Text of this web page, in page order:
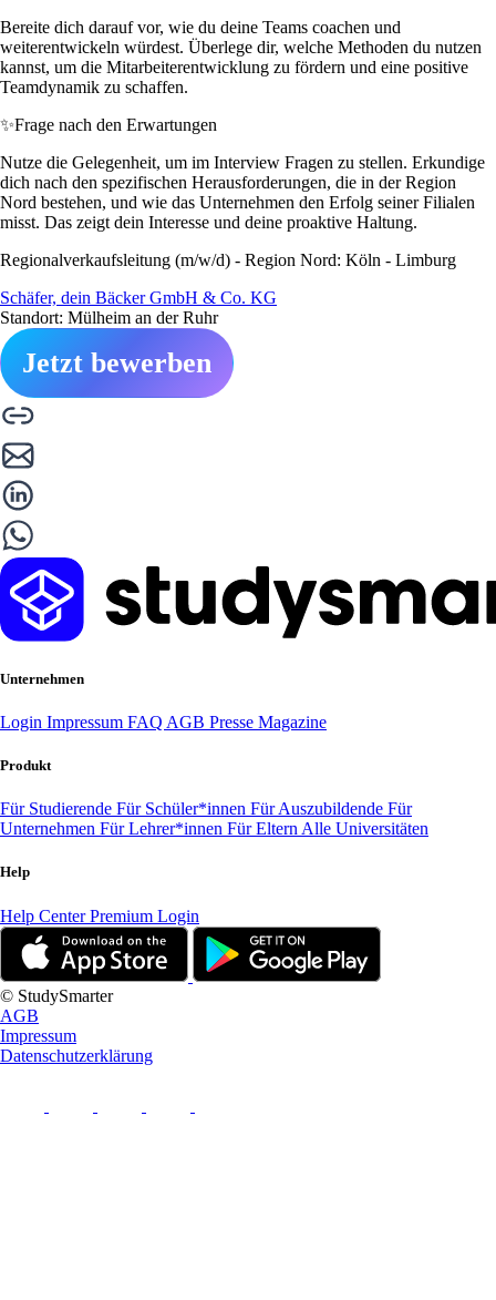
Bereite dich darauf vor, wie du deine Teams coachen und
weiterentwickeln würdest. Überlege dir, welche Methoden du nutzen
kannst, um die Mitarbeiterentwicklung zu fördern und eine positive
Teamdynamik zu schaffen.
✨Frage nach den Erwartungen
Nutze die Gelegenheit, um im Interview Fragen zu stellen. Erkundige
dich nach den spezifischen Herausforderungen, die in der Region
Nord bestehen, und wie das Unternehmen den Erfolg seiner Filialen
misst. Das zeigt dein Interesse und deine proaktive Haltung.
Regionalverkaufsleitung (m/w/d) - Region Nord: Köln - Limburg
Schäfer, dein Bäcker GmbH & Co. KG
Standort: Mülheim an der Ruhr
Jetzt bewerben
Unternehmen
Login Impressum FAQ AGB Presse Magazine
Produkt
Für Studierende Für Schüler*innen Für Auszubildende Für
Unternehmen Für Lehrer*innen Für Eltern Alle Universitäten
Help
Help CenterPremium Login
© StudySmarter
AGB
Impressum
Datenschutzerklärung